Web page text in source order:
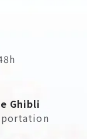
Ghibli